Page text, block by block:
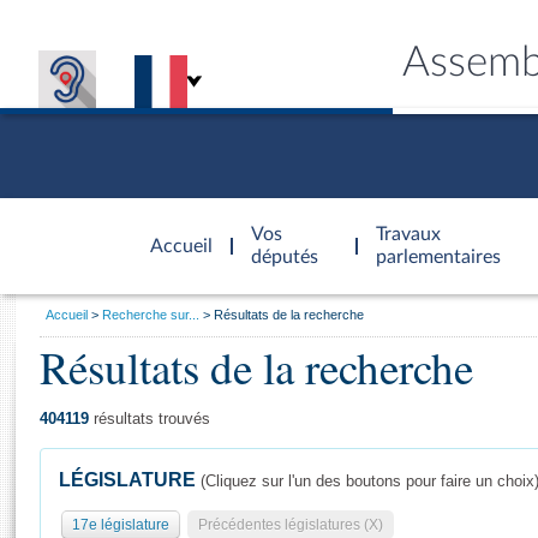
Accueil
d'accueil
Vos
députés
Travaux
parlementaires
Général
Vous
Accueil Recherche sur... Résultats de la recherche
Résultats de la recherche
404119 résultats trouvés
LÉGISLATURE (Cliquez sur l'un des boutons pour faire un choix)
17e législature Précédentes législatures (X)